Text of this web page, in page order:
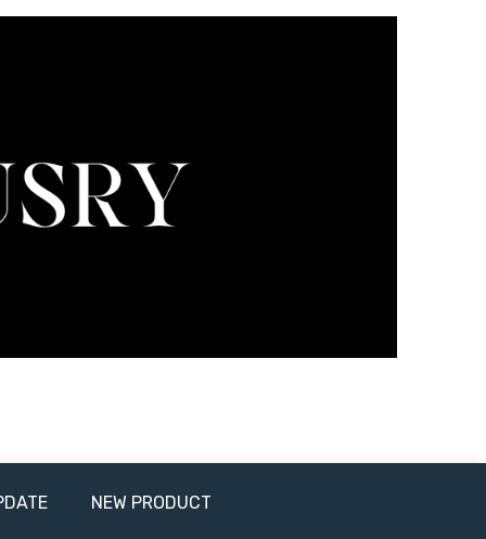
NEW PRODUCT​